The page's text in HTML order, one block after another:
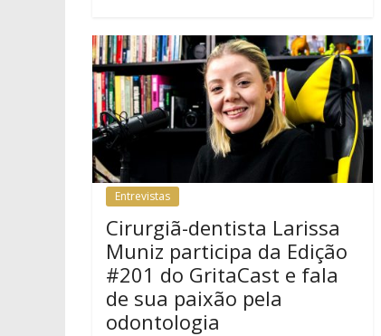
Entrevistas
Cirurgiã-dentista Larissa
Muniz participa da Edição
#201 do GritaCast e fala
de sua paixão pela
odontologia